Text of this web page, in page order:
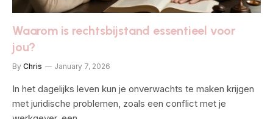
Waarom is rechtsbijstand essentieel voor
jou?
By Chris January 7, 2026
In het dagelijks leven kun je onverwachts te maken krijgen
met juridische problemen, zoals een conflict met je